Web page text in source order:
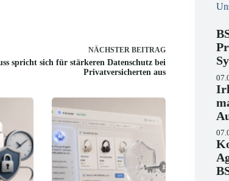
NÄCHSTER BEITRAG
spricht sich für stärkeren Datenschutz bei
Privatversicherten aus